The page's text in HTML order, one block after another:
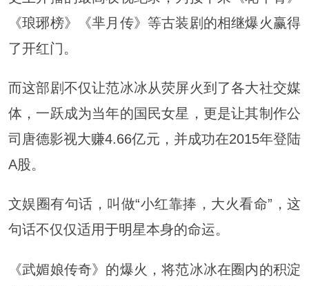
《琅琊榜》《芈月传》等古装剧的相继爆火赢得
了开红门。
而这部剧不仅让范冰冰从荧屏火到了各大社交媒
体，一跃成为当年的国民女星，更是让其制作公
司唐德影视大赚4.66亿元，并成功在2015年登陆
A股。
文娱圈有句话，叫做“小红靠捧，大火看命”，这
句话不仅仅适用于明星本身的命运。
《武媚娘传奇》的爆火，将范冰冰在圈内的积淀